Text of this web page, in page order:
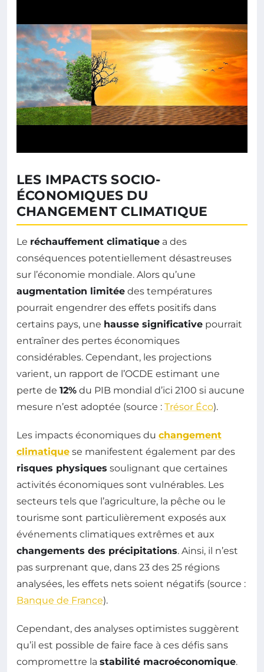
LES IMPACTS SOCIO-
ÉCONOMIQUES DU
CHANGEMENT CLIMATIQUE
Le réchauffement climatique a des
conséquences potentiellement désastreuses
sur l’économie mondiale. Alors qu’une
augmentation limitée des températures
pourrait engendrer des effets positifs dans
certains pays, une hausse significative pourrait
entraîner des pertes économiques
considérables. Cependant, les projections
varient, un rapport de l’OCDE estimant une
perte de 12% du PIB mondial d’ici 2100 si aucune
mesure n’est adoptée (source : Trésor Éco).
Les impacts économiques du changement
climatique se manifestent également par des
risques physiques soulignant que certaines
activités économiques sont vulnérables. Les
secteurs tels que l’agriculture, la pêche ou le
tourisme sont particulièrement exposés aux
événements climatiques extrêmes et aux
changements des précipitations. Ainsi, il n’est
pas surprenant que, dans 23 des 25 régions
analysées, les effets nets soient négatifs (source :
Banque de France).
Cependant, des analyses optimistes suggèrent
qu’il est possible de faire face à ces défis sans
compromettre la stabilité macroéconomique.